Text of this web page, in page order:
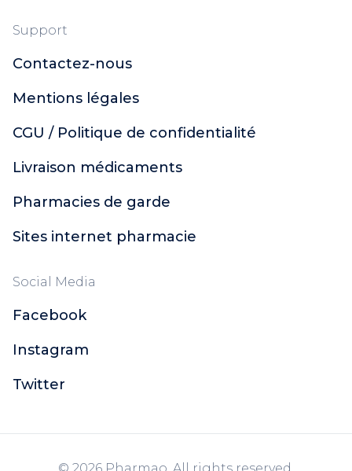
Support
Contactez-nous
Mentions légales
CGU / Politique de confidentialité
Livraison médicaments
Pharmacies de garde
Sites internet pharmacie
Social Media
Facebook
Instagram
Twitter